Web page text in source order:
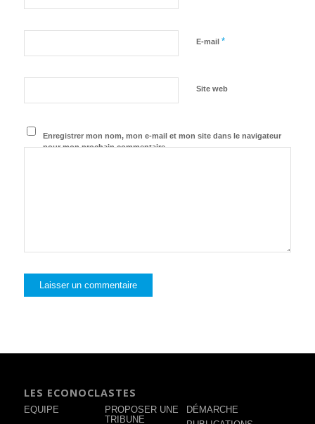
E-mail *
Site web
Enregistrer mon nom, mon e-mail et mon site dans le navigateur
pour mon prochain commentaire.
LES ECONOCLASTES
EQUIPE
PROPOSER UNE
TRIBUNE
DÉMARCHE